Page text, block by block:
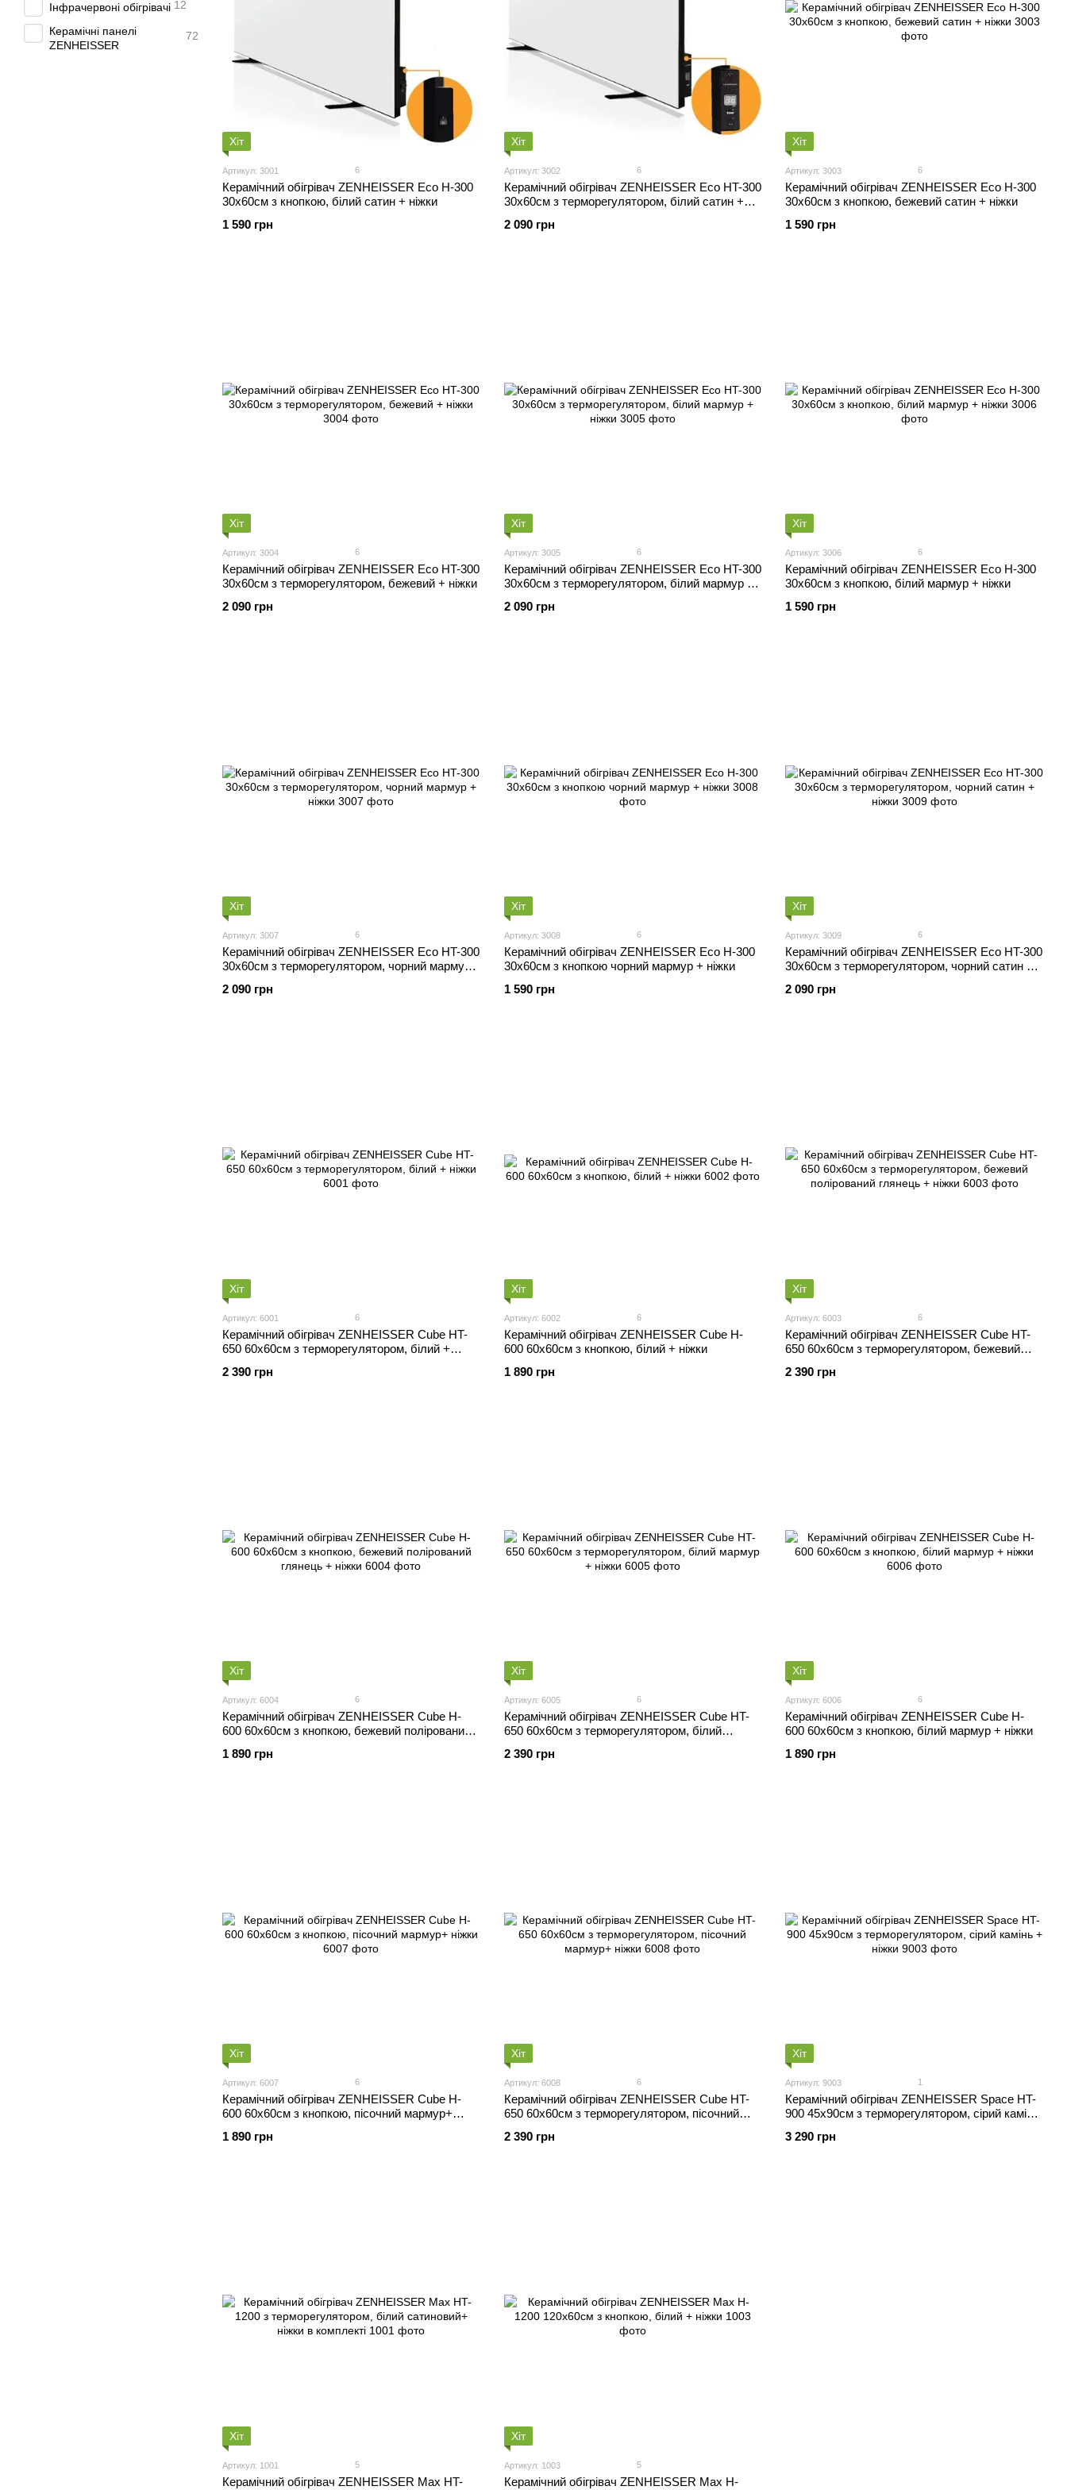
Хіт
Артикул: 3001 6
Керамічний обігрівач ZENHEISSER Eco H-300
30х60см з кнопкою, білий сатин + ніжки
1 590 грн
Хіт
Артикул: 3002 6
Керамічний обігрівач ZENHEISSER Eco HT-300
30х60см з терморегулятором, білий сатин +
2 090 грн
Хіт
Артикул: 3003 6
Керамічний обігрівач ZENHEISSER Eco H-300
30х60см з кнопкою, бежевий сатин + ніжки
1 590 грн
Хіт
Артикул: 3004 6
Керамічний обігрівач ZENHEISSER Eco HT-300
30х60см з терморегулятором, бежевий + ніжки
2 090 грн
Хіт
Артикул: 3005 6
Керамічний обігрівач ZENHEISSER Eco HT-300
30х60см з терморегулятором, білий мармур +
2 090 грн
Хіт
Артикул: 3006 6
Керамічний обігрівач ZENHEISSER Eco H-300
30х60см з кнопкою, білий мармур + ніжки
1 590 грн
Хіт
Артикул: 3007 6
Керамічний обігрівач ZENHEISSER Eco HT-300
30х60см з терморегулятором, чорний мармур
2 090 грн
Хіт
Артикул: 3008 6
Керамічний обігрівач ZENHEISSER Eco H-300
30х60см з кнопкою чорний мармур + ніжки
1 590 грн
Хіт
Артикул: 3009 6
Керамічний обігрівач ZENHEISSER Eco HT-300
30х60см з терморегулятором, чорний сатин +
2 090 грн
Хіт
Артикул: 6001 6
Керамічний обігрівач ZENHEISSER Cube HT-
650 60х60см з терморегулятором, білий +
2 390 грн
Хіт
Артикул: 6002 6
Керамічний обігрівач ZENHEISSER Cube H-
600 60х60см з кнопкою, білий + ніжки
1 890 грн
Хіт
Артикул: 6003 6
Керамічний обігрівач ZENHEISSER Cube HT-
650 60х60см з терморегулятором, бежевий
2 390 грн
Хіт
Артикул: 6004 6
Керамічний обігрівач ZENHEISSER Cube H-
600 60х60см з кнопкою, бежевий полірований
1 890 грн
Хіт
Артикул: 6005 6
Керамічний обігрівач ZENHEISSER Cube HT-
650 60х60см з терморегулятором, білий
2 390 грн
Хіт
Артикул: 6006 6
Керамічний обігрівач ZENHEISSER Cube H-
600 60х60см з кнопкою, білий мармур + ніжки
1 890 грн
Хіт
Артикул: 6007 6
Керамічний обігрівач ZENHEISSER Cube H-
600 60х60см з кнопкою, пісочний мармур+
1 890 грн
Хіт
Артикул: 6008 6
Керамічний обігрівач ZENHEISSER Cube HT-
650 60х60см з терморегулятором, пісочний
2 390 грн
Хіт
Артикул: 9003 1
Керамічний обігрівач ZENHEISSER Space HT-
900 45х90см з терморегулятором, сірий камінь
3 290 грн
Хіт
Артикул: 1001 5
Керамічний обігрівач ZENHEISSER Max HT-
Хіт
Артикул: 1003 5
Керамічний обігрівач ZENHEISSER Max H-
Інфрачервоні обігрівачі 12
Керамічні панелі
ZENHEISSER
72